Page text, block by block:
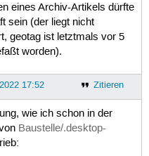
eines Archiv-Artikels dürfte
sein (der liegt nicht
geotag ist letztmals vor 5
worden).
Zitieren
17:52
wie ich schon in der
Baustelle/.desktop-